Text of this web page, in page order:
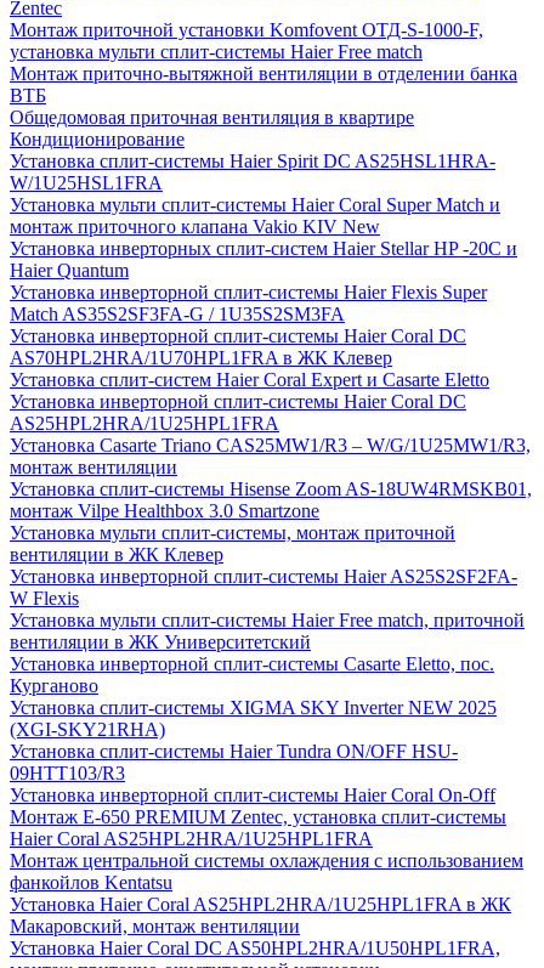
Zentec
Монтаж приточной установки Komfovent ОТД-S-1000-F,
установка мульти сплит-системы Haier Free match
Монтаж приточно-вытяжной вентиляции в отделении банка
ВТБ
Общедомовая приточная вентиляция в квартире
Кондиционирование
Установка сплит-системы Haier Spirit DC AS25HSL1HRA-
W/1U25HSL1FRA
Установка мульти сплит-системы Haier Coral Super Match и
монтаж приточного клапана Vakio KIV New
Установка инверторных сплит-систем Haier Stellar HP -20С и
Haier Quantum
Установка инверторной сплит-системы Haier Flexis Super
Match AS35S2SF3FA-G / 1U35S2SM3FA
Установка инверторной сплит-системы Haier Coral DC
AS70HPL2HRA/1U70HPL1FRA в ЖК Клевер
Установка сплит-систем Haier Coral Expert и Casarte Eletto
Установка инверторной сплит-системы Haier Coral DC
AS25HPL2HRA/1U25HPL1FRA
Установка Casarte Triano CAS25MW1/R3 – W/G/1U25MW1/R3,
монтаж вентиляции
Установка сплит-системы Hisense Zoom AS-18UW4RMSKB01,
монтаж Vilpe Healthbox 3.0 Smartzone
Установка мульти сплит-системы, монтаж приточной
вентиляции в ЖК Клевер
Установка инверторной сплит-системы Haier AS25S2SF2FA-
W Flexis
Установка мульти сплит-системы Haier Free match, приточной
вентиляции в ЖК Университетский
Установка инверторной сплит-системы Casarte Eletto, пос.
Курганово
Установка сплит-системы XIGMA SKY Inverter NEW 2025
(XGI-SKY21RHA)
Установка сплит-системы Haier Tundra ON/OFF HSU-
09HTT103/R3
Установка инверторной сплит-системы Haier Coral On-Off
Монтаж E-650 PREMIUM Zentec, установка сплит-системы
Haier Coral AS25HPL2HRA/1U25HPL1FRA
Монтаж центральной системы охлаждения с использованием
фанкойлов Kentatsu
Установка Haier Coral AS25HPL2HRA/1U25HPL1FRA в ЖК
Макаровский, монтаж вентиляции
Установка Haier Coral DC AS50HPL2HRA/1U50HPL1FRA,